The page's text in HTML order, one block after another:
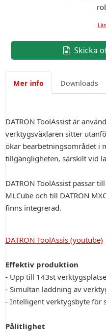
Skicka
Mer info Downloads
DATRON ToolAssist är
verktygsväxlaren sitter
ökar bearbetningsområdet i
tillgängligheten, särskilt vid
DATRON ToolAssist passar
MLCube och till DATRON
finns integrerad.
DATRON ToolAssis (youtube)
Effektiv produktion
- Upp till 143st
- Simultan laddning av
- Intelligent verktygsbyte för
Pålitlighet